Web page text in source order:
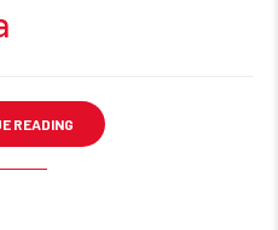
READING